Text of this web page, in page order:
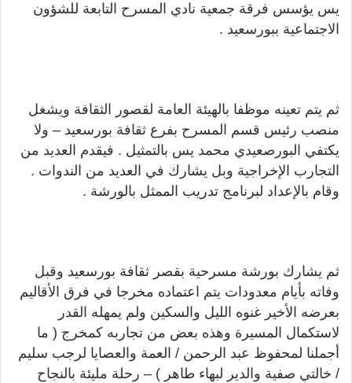
يس يؤسس فرقة جمعية نادي المسرح التابعة للشؤون
الاجتماعية ببورسعيد .
ثم يتم تعينه موظفا بالهيئة العامة لقصور الثقافة ويشغل
منصب رئيس قسم المسرح بفرع ثقافة بورسعيد – ولا
يكتفي البورصعيدي محمد يس بالتمثيل . فيقدم العديد من
التجارب الإخراجية وبل يشارك في العديد من الندوات .
وقام بالإعداد لبرنامج تدريب الممثل بالورشة .
ثم يشارك بورشة مسرحية بقصر ثقافة بورسعيد وقبل
وفاته بأيام معدودات يتم اعتماده مخرجا في فرق الأقاليم
بعرضه الأخير غنوه الليل والسكين ولم يمهله القدر
لاستكمال المسيرة وهذه بعض من تجاربه كمخرج ( ما
أجملنا لمحفوظ عبد الرحمن / العمة والعصايا لرجب سليم
/ خالتي صفية والدير لبهاء طاهر ) – رحلة مليئة بالنجاح